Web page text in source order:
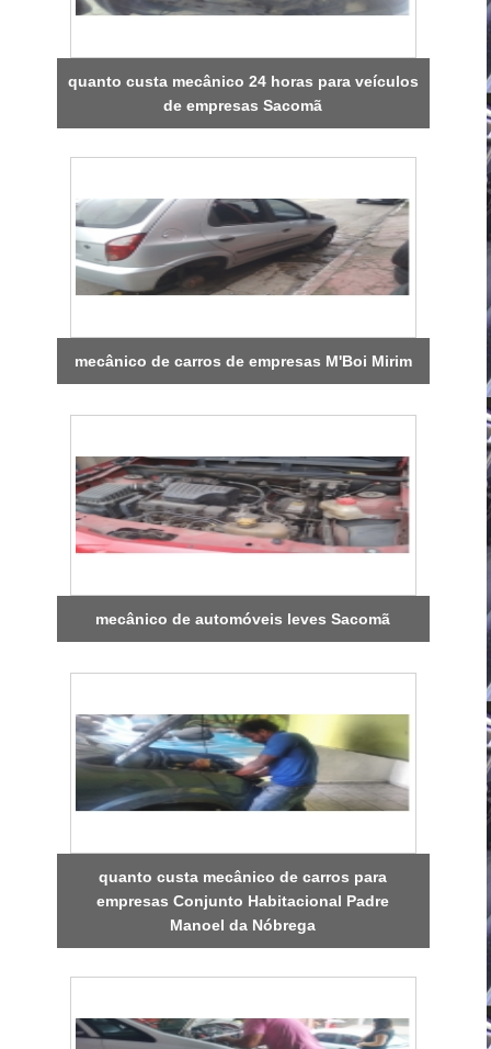
quanto custa mecânico 24 horas para veículos
de empresas Sacomã
mecânico de carros de empresas M'Boi Mirim
mecânico de automóveis leves Sacomã
quanto custa mecânico de carros para
empresas Conjunto Habitacional Padre
Manoel da Nóbrega